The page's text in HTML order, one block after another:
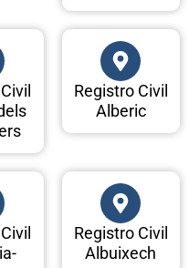
Registro Civil
Alberic
Registro Civil
Albuixech